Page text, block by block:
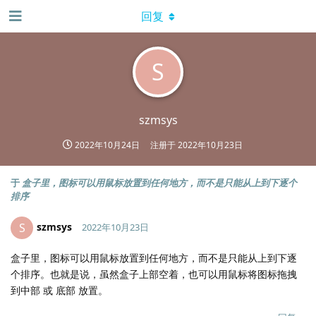
S
szmsys
2022年10月24日 注册于2022年10月23日
回复
于 盒子里，图标可以用鼠标放置到任何地方，而不是只能从上到下逐个
排序
S szmsys 2022年10月23日
盒子里，图标可以用鼠标放置到任何地方，而不是只能从上到下逐
个排序。也就是说，虽然盒子上部空着，也可以用鼠标将图标拖拽
到中部 或 底部 放置。